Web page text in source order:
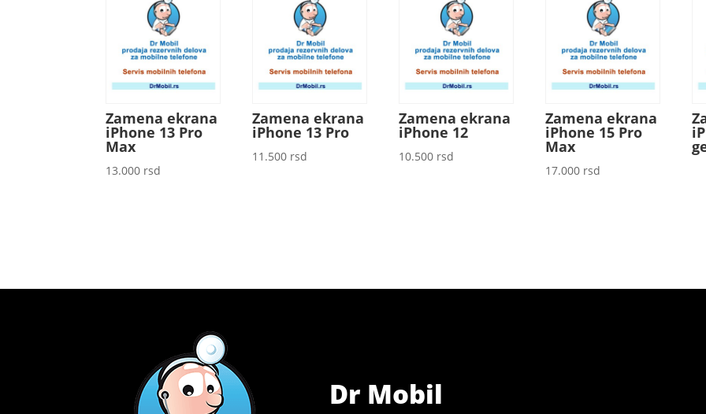
Zamena ekrana
iPhone 13 Pro
Max
13.000 rsd
Zamena ekrana
iPhone 13 Pro
11.500 rsd
Zamena ekrana
iPhone 12
10.500 rsd
Zamena ekrana
iPhone 15 Pro
Max
17.000 rsd
Dr Mobil